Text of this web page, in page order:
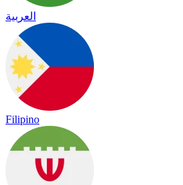
العربية
Filipino